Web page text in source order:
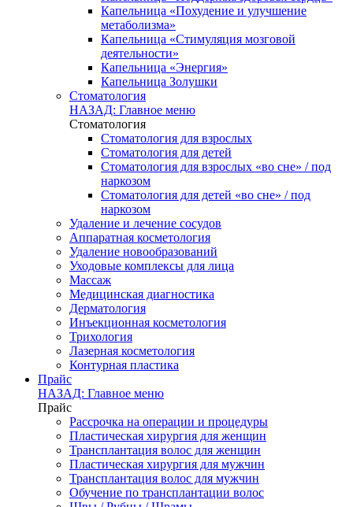
Капельница «Похудение и улучшение
метаболизма»
Капельница «Стимуляция мозговой
деятельности»
Капельница «Энергия»
Капельница Золушки
Стоматология
НАЗАД: Главное меню
Стоматология
Стоматология для взрослых
Стоматология для детей
Стоматология для взрослых «во сне» / под
наркозом
Стоматология для детей «во сне» / под
наркозом
Удаление и лечение сосудов
Аппаратная косметология
Удаление новообразований
Уходовые комплексы для лица
Массаж
Медицинская диагностика
Дерматология
Инъекционная косметология
Трихология
Лазерная косметология
Контурная пластика
Прайс
НАЗАД: Главное меню
Прайс
Рассрочка на операции и процедуры
Пластическая хирургия для женщин
Трансплантация волос для женщин
Пластическая хирургия для мужчин
Трансплантация волос для мужчин
Обучение по трансплантации волос